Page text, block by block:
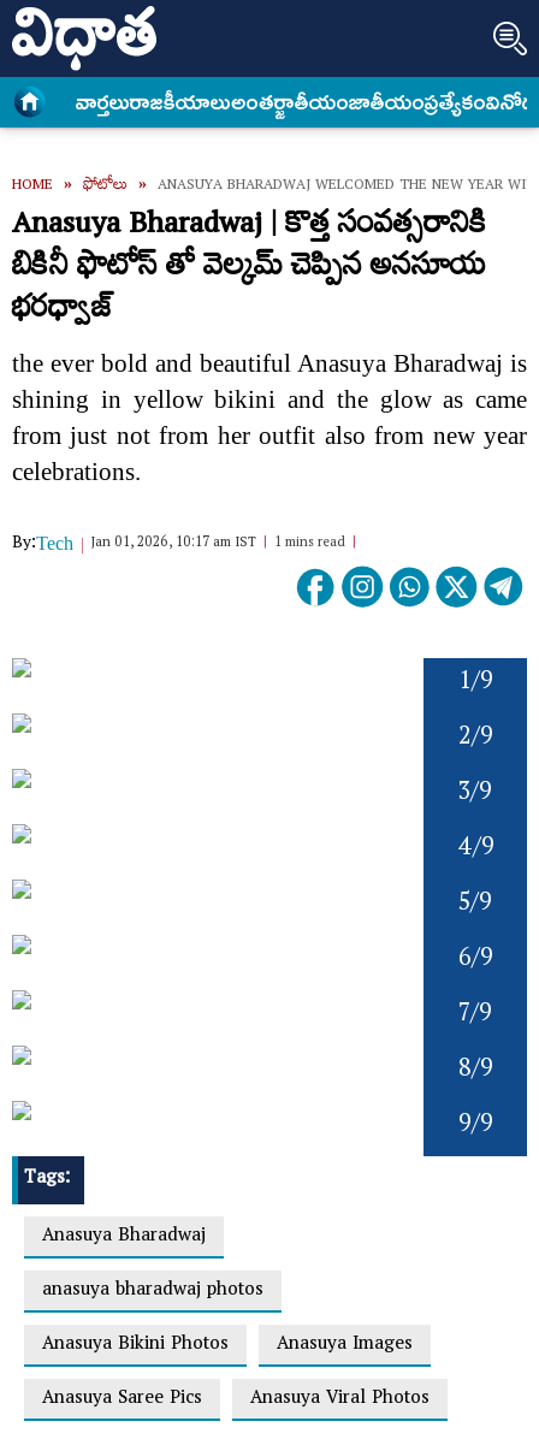
వార్త‌లురాజకీయాలుఅంత‌ర్జాతీయంజాతీయంప్రత్యేకం
HOME » ఫోటోలు » ANASUYA BHARADWAJ WELCOMED THE NEW YEAR
Anasuya Bharadwaj | కొత్త సంవత్సరానికి
బికినీ ఫొటోస్ తో వెల్కమ్ చెప్పిన అనసూయ
భరధ్వాజ్
the ever bold and beautiful Anasuya Bharadwaj is
shining in yellow bikini and the glow as came
from just not from her outfit also from new year
celebrations.
By:Tech Jan 01, 2026, 10:17 am IST 1 mins read
1/9
2/9
3/9
4/9
5/9
6/9
7/9
8/9
9/9
Tags:
Anasuya Bharadwaj
anasuya bharadwaj photos
Anasuya Bikini Photos
Anasuya Images
Anasuya Saree Pics
Anasuya Viral Photos